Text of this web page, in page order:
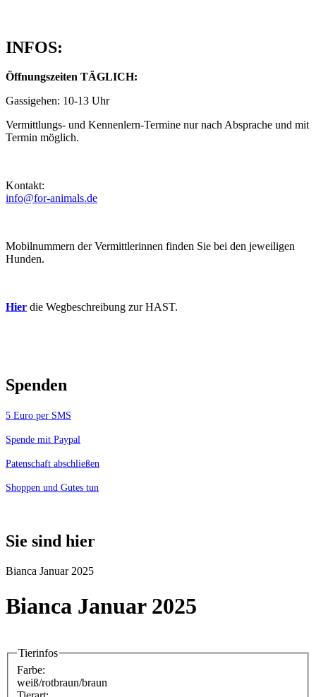
INFOS:
Öffnungszeiten TÄGLICH:
Gassigehen: 10-13 Uhr
Vermittlungs- und Kennenlern-Termine nur nach Absprache und mit
Termin möglich.
Kontakt:
info@for-animals.de
Mobilnummern der Vermittlerinnen finden Sie bei den jeweiligen
Hunden.
Hier die Wegbeschreibung zur HAST.
Spenden
5 Euro per SMS
Spende mit Paypal
Patenschaft abschließen
Shoppen und Gutes tun
Sie sind hier
Bianca Januar 2025
Bianca Januar 2025
Tierinfos
Farbe:
weiß/rotbraun/braun